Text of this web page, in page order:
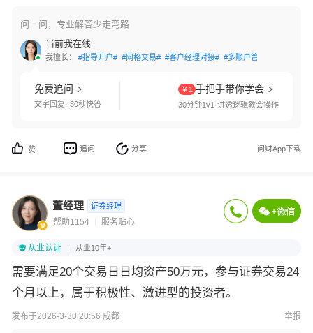
问一问，专业解答少走弯路
当前我在线
我擅长： #指导开户# #网格交易# #客户经理对接# #多账户管理#
免费追问
文字回复· 30秒快答
￥1 手把手带你学会
30分钟1v1·讲透逻辑教会操作
赞 追问 分享 问财App下载
董经理 证券经理
帮助1154 服务贴心
从业认证 从业10年+
需要满足20个交易日日均资产50万元，参与证券交易24
个月以上，属于积极性、激进型的投资者。
发布于2026-3-30 20:56 成都 举报